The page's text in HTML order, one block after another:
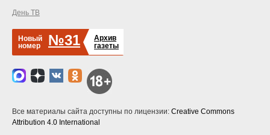
День ТВ
Новый
номер
№31
Архив
газеты
Все материалы сайта доступны по лицензии: Creative Commons
Attribution 4.0 International